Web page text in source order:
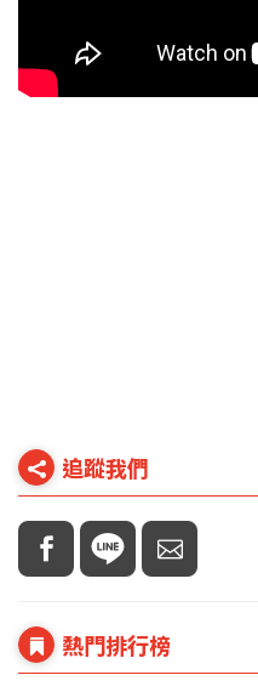
追蹤我們
熱門排行榜